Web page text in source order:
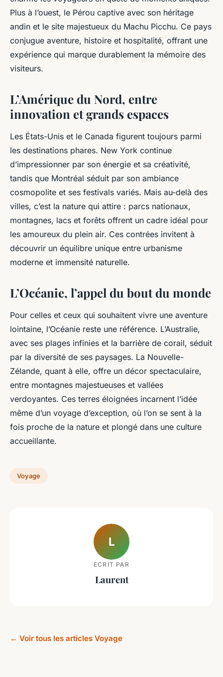
Plus à l’ouest, le Pérou captive avec son héritage
andin et le site majestueux du Machu Picchu. Ce pays
conjugue aventure, histoire et hospitalité, offrant une
expérience qui marque durablement la mémoire des
visiteurs.
L’Amérique du Nord, entre
innovation et grands espaces
Les États-Unis et le Canada figurent toujours parmi
les destinations phares. New York continue
d’impressionner par son énergie et sa créativité,
tandis que Montréal séduit par son ambiance
cosmopolite et ses festivals variés. Mais au-delà des
villes, c’est la nature qui attire : parcs nationaux,
montagnes, lacs et forêts offrent un cadre idéal pour
les amoureux du plein air. Ces contrées invitent à
découvrir un équilibre unique entre urbanisme
moderne et immensité naturelle.
L’Océanie, l’appel du bout du monde
Pour celles et ceux qui souhaitent vivre une aventure
lointaine, l’Océanie reste une référence. L’Australie,
avec ses plages infinies et la barrière de corail, séduit
par la diversité de ses paysages. La Nouvelle-
Zélande, quant à elle, offre un décor spectaculaire,
entre montagnes majestueuses et vallées
verdoyantes. Ces terres éloignées incarnent l’idée
même d’un voyage d’exception, où l’on se sent à la
fois proche de la nature et plongé dans une culture
accueillante.
Voyage
L
ECRIT PAR
Laurent
← Voir tous les articles Voyage